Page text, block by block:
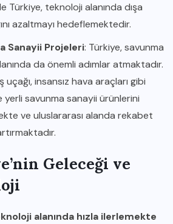
Türkiye, teknoloji alanında dışa
azaltmayı hedeflemektedir.
Sanayii Projeleri: Türkiye, savunma
da önemli adımlar atmaktadır.
uçağı, insansız hava araçları gibi
yerli savunma sanayii ürünlerini
ve uluslararası alanda rekabet
Geleceği ve
alanında hızla ilerlemekte